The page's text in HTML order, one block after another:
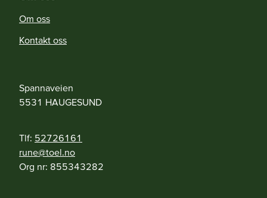
Spannaveien
5531 HAUGESUND
Tlf: 52726161
on.leot@enur
Org nr: 855343282
Om oss
Kontakt oss